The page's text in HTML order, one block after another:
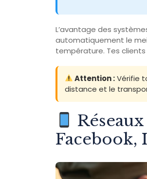
L’avantage des
automatiquement le
température. Tes
Attention :Vérifie
distance et le
Facebook,